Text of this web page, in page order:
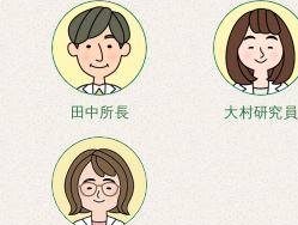
田中所長 大村研究員